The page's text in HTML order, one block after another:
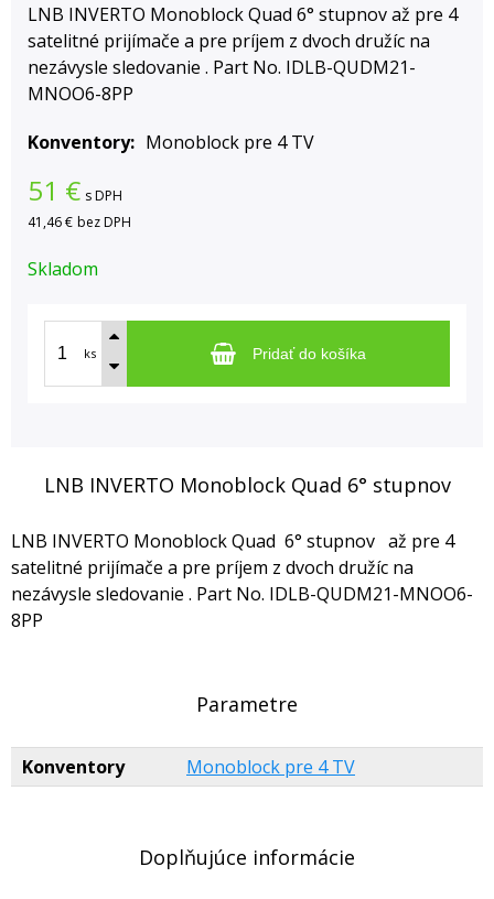
LNB INVERTO Monoblock Quad 6° stupnov až pre 4
satelitné prijímače a pre príjem z dvoch družíc na
nezávysle sledovanie . Part No. IDLB-QUDM21-
MNOO6-8PP
Konventory
Monoblock pre 4 TV
51 € s DPH
41,46 € bez DPH
Skladom
ks Pridať do košíka
LNB INVERTO Monoblock Quad 6° stupnov
LNB INVERTO Monoblock Quad 6° stupnov až pre 4
satelitné prijímače a pre príjem z dvoch družíc na
nezávysle sledovanie . Part No. IDLB-QUDM21-MNOO6-
8PP
Parametre
Konventory Monoblock pre 4 TV
Doplňujúce informácie